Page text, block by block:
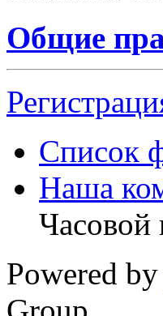
Общие
Список
Наша
Часовой
Powered by